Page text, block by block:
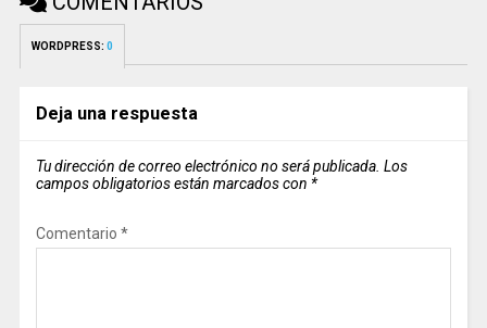
WORDPRESS: 0
Deja una respuesta
Tu dirección de correo electrónico no será publicada. Los
campos obligatorios están marcados con *
Comentario *